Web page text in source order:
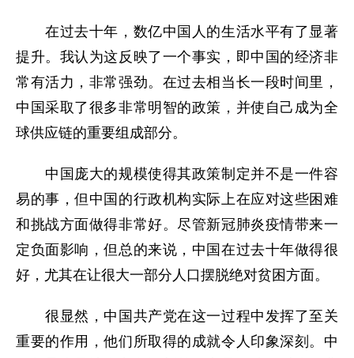
在过去十年，数亿中国人的生活水平有了显著
提升。我认为这反映了一个事实，即中国的经济非
常有活力，非常强劲。在过去相当长一段时间里，
中国采取了很多非常明智的政策，并使自己成为全
球供应链的重要组成部分。
中国庞大的规模使得其政策制定并不是一件容
易的事，但中国的行政机构实际上在应对这些困难
和挑战方面做得非常好。尽管新冠肺炎疫情带来一
定负面影响，但总的来说，中国在过去十年做得很
好，尤其在让很大一部分人口摆脱绝对贫困方面。
很显然，中国共产党在这一过程中发挥了至关
重要的作用，他们所取得的成就令人印象深刻。中